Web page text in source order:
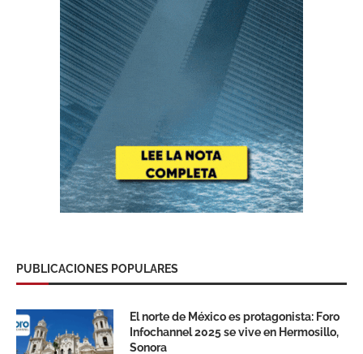
PUBLICACIONES POPULARES
El norte de México es protagonista: Foro
Infochannel 2025 se vive en Hermosillo,
Sonora